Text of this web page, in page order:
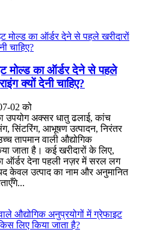
मोल्ड का ऑर्डर देने से पहले
क्यों देनी चाहिए?
02 को
उपयोग अक्सर धातु ढलाई, कांच
सिंटरिंग, आभूषण उत्पादन, निरंतर
तापमान वाली औद्योगिक
जाता है। कई खरीदारों के लिए,
ऑर्डर देना पहली नज़र में सरल लग
केवल उत्पाद का नाम और अनुमानित